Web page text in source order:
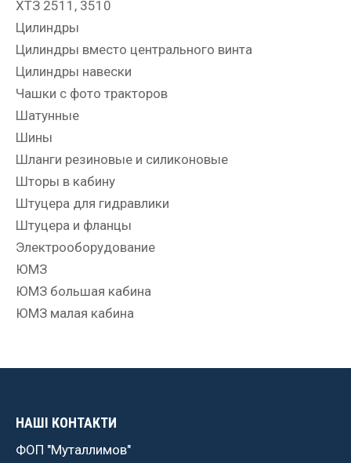
ХТЗ 2511, 3510
Цилиндры
Цилиндры вместо центрального винта
Цилиндры навески
Чашки с фото тракторов
Шатунные
Шины
Шланги резиновые и силиконовые
Шторы в кабину
Штуцера для гидравлики
Штуцера и фланцы
Электрооборудование
ЮМЗ
ЮМЗ большая кабина
ЮМЗ малая кабина
НАШІ КОНТАКТИ
ФОП "Муталлимов"